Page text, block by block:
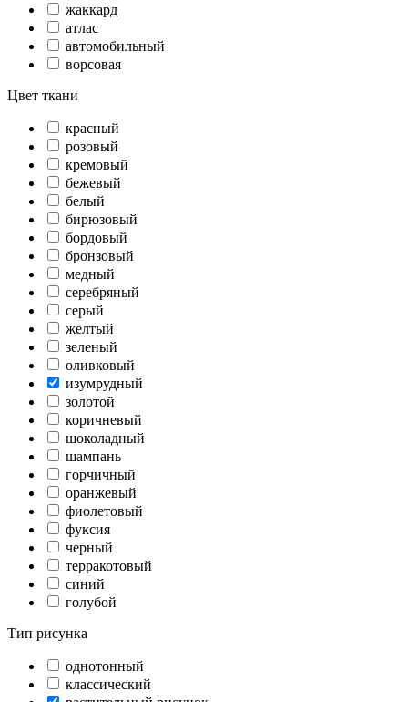
жаккард
атлас
автомобильный
ворсовая
Цвет ткани
красный
розовый
кремовый
бежевый
белый
бирюзовый
бордовый
бронзовый
медный
серебряный
серый
желтый
зеленый
оливковый
изумрудный
золотой
коричневый
шоколадный
шампань
горчичный
оранжевый
фиолетовый
фуксия
черный
терракотовый
синий
голубой
Тип рисунка
однотонный
классический